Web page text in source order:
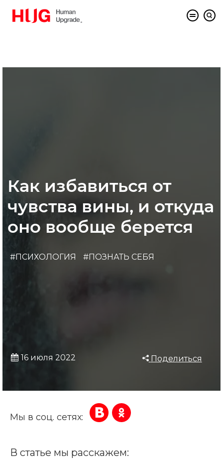
Как избавиться от
чувства вины, и откуда
оно вообще берется
#ПСИХОЛОГИЯ #ПОЗНАТЬ СЕБЯ
16 июля 2022 Поделиться
Мы в соц. сетях:
В статье мы расскажем: